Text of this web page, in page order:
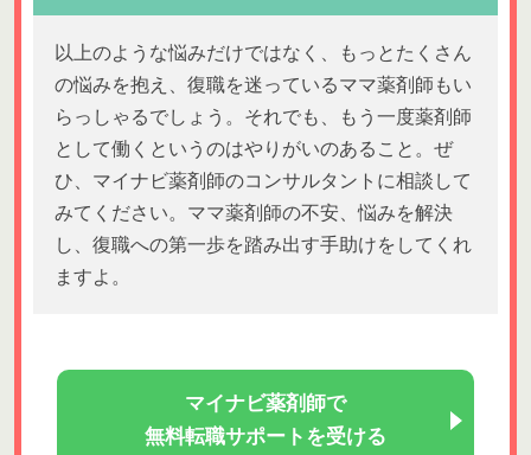
以上のような悩みだけではなく、もっとたくさん
の悩みを抱え、復職を迷っているママ薬剤師もい
らっしゃるでしょう。それでも、もう一度薬剤師
として働くというのはやりがいのあること。ぜ
ひ、マイナビ薬剤師のコンサルタントに相談して
みてください。ママ薬剤師の不安、悩みを解決
し、復職への第一歩を踏み出す手助けをしてくれ
ますよ。
マイナビ薬剤師で
無料転職サポートを受ける